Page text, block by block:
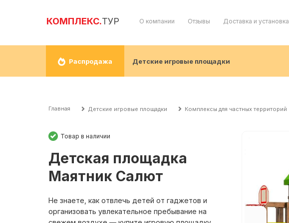
КОМПЛЕКС.ТУР О компании Отзывы Доставка и установка
Распродажа Детские игровые площадки
Главная Детские игровые площадки Комплексы для частных территорий
Товар в наличии
Детская площадка
Маятник Салют
Не знаете, как отвлечь детей от гаджетов и
организовать увлекательное пребывание на